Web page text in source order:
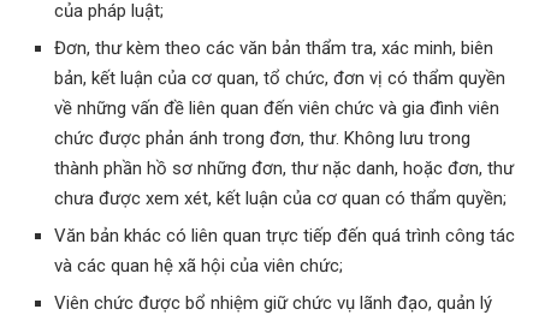
của pháp luật;
Đơn, thư kèm theo các văn bản thẩm tra, xác minh, biên
bản, kết luận của cơ quan, tổ chức, đơn vị có thẩm quyền
về những vấn đề liên quan đến viên chức và gia đình viên
chức được phản ánh trong đơn, thư. Không lưu trong
thành phần hồ sơ những đơn, thư nặc danh, hoặc đơn, thư
chưa được xem xét, kết luận của cơ quan có thẩm quyền;
Văn bản khác có liên quan trực tiếp đến quá trình công tác
và các quan hệ xã hội của viên chức;
Viên chức được bổ nhiệm giữ chức vụ lãnh đạo, quản lý